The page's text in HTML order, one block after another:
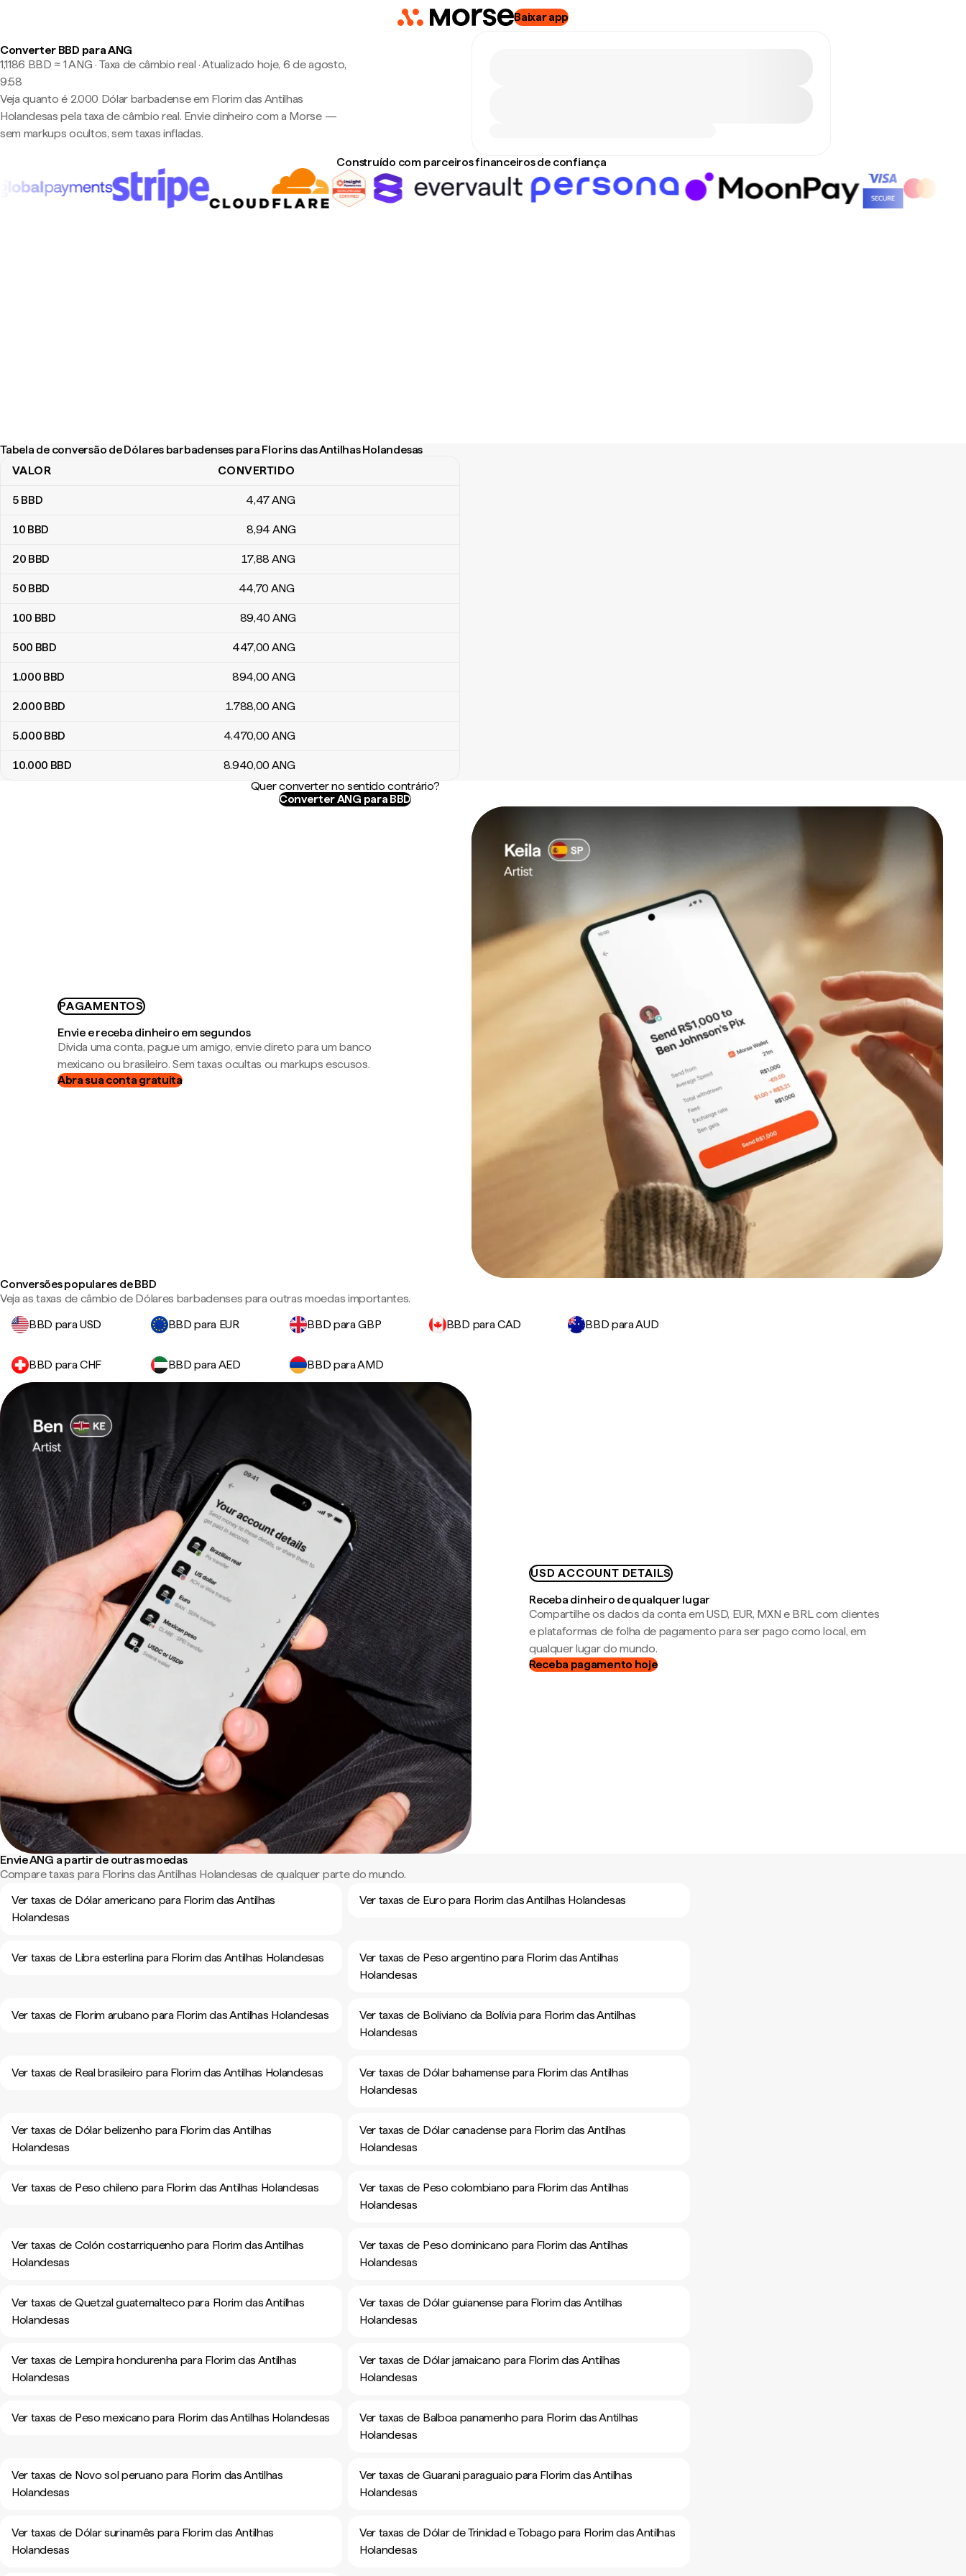
Baixar app
Converter BBD para ANG
1,1186 BBD ≈ 1 ANG · Taxa de câmbio real ·Atualizado hoje, 6 de agosto,
9:58
Veja quanto é 2.000 Dólar barbadense em Florim das Antilhas
Holandesas pela taxa de câmbio real. Envie dinheiro com a Morse —
sem markups ocultos, sem taxas infladas.
Construído com parceiros financeiros de confiança
Tabela de conversão de Dólares barbadenses para Florins das Antilhas Holandesas
Tabela de conversão de Dólares barbadenses para Florins das Antilhas Holandesas
VALOR CONVERTIDO
5 BBD 4,47ANG
10 BBD 8,94 ANG
20 BBD 17,88 ANG
50 BBD 44,70 ANG
100 BBD 89,40 ANG
500 BBD 447,00 ANG
1.000 BBD 894,00 ANG
2.000 BBD 1.788,00 ANG
5.000 BBD 4.470,00 ANG
10.000 BBD 8.940,00 ANG
Quer converter no sentido contrário?
Converter ANG para BBD
PAGAMENTOS
Envie e receba dinheiro em segundos
Divida uma conta, pague um amigo, envie direto para um banco
mexicano ou brasileiro. Sem taxas ocultas ou markups escusos.
Abra sua conta gratuita
Conversões populares de BBD
Veja as taxas de câmbio de Dólares barbadenses para outras moedas importantes.
BBD para USD
BBD para EUR BBD para GBP BBD para CAD BBD para AUD
BBD para CHF BBD para AED BBD para AMD
USD ACCOUNT DETAILS
Receba dinheiro de qualquer lugar
Compartilhe os dados da conta em USD, EUR, MXN e BRL com clientes
e plataformas de folha de pagamento para ser pago como local, em
qualquer lugar do mundo.
Receba pagamento hoje
Envie ANG a partir de outras moedas
Compare taxas para Florins das Antilhas Holandesas de qualquer parte do mundo.
Ver taxas de Dólar americano para Florim das Antilhas
Holandesas
Ver taxas de Euro para Florim das Antilhas Holandesas
Ver taxas de Libra esterlina para Florim das Antilhas Holandesas
Ver taxas de Peso argentino para Florim das Antilhas
Holandesas
Ver taxas de Florim arubano para Florim das Antilhas Holandesas
Ver taxas de Boliviano da Bolívia para Florim das Antilhas
Holandesas
Ver taxas de Real brasileiro para Florim das Antilhas Holandesas
Ver taxas de Dólar bahamense para Florim das Antilhas
Holandesas
Ver taxas de Dólar belizenho para Florim das Antilhas
Holandesas
Ver taxas de Dólar canadense para Florim das Antilhas
Holandesas
Ver taxas de Peso chileno para Florim das Antilhas Holandesas
Ver taxas de Peso colombiano para Florim das Antilhas
Holandesas
Ver taxas de Colón costarriquenho para Florim das Antilhas
Holandesas
Ver taxas de Peso dominicano para Florim das Antilhas
Holandesas
Ver taxas de Quetzal guatemalteco para Florim das Antilhas
Holandesas
Ver taxas de Dólar guianense para Florim das Antilhas
Holandesas
Ver taxas de Lempira hondurenha para Florim das Antilhas
Holandesas
Ver taxas de Dólar jamaicano para Florim das Antilhas
Holandesas
Ver taxas de Peso mexicano para Florim das Antilhas Holandesas
Ver taxas de Balboa panamenho para Florim das Antilhas
Holandesas
Ver taxas de Novo sol peruano para Florim das Antilhas
Holandesas
Ver taxas de Guarani paraguaio para Florim das Antilhas
Holandesas
Ver taxas de Dólar surinamês para Florim das Antilhas
Holandesas
Ver taxas de Dólar de Trinidad e Tobago para Florim das Antilhas
Holandesas